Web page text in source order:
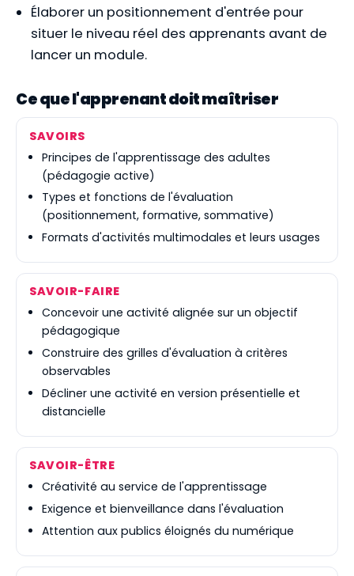
Élaborer un positionnement d'entrée pour
situer le niveau réel des apprenants avant de
lancer un module.
Ce que l'apprenant doit maîtriser
SAVOIRS
Principes de l'apprentissage des adultes
(pédagogie active)
Types et fonctions de l'évaluation
(positionnement, formative, sommative)
Formats d'activités multimodales et leurs usages
SAVOIR-FAIRE
Concevoir une activité alignée sur un objectif
pédagogique
Construire des grilles d'évaluation à critères
observables
Décliner une activité en version présentielle et
distancielle
SAVOIR-ÊTRE
Créativité au service de l'apprentissage
Exigence et bienveillance dans l'évaluation
Attention aux publics éloignés du numérique